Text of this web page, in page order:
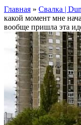
Главная » Свалка |
какой момент мне
вообще пришла эта